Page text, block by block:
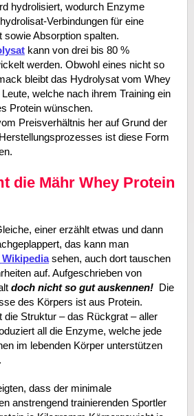
hydrolisiert, wodurch Enzyme
Verbindungen für eine
Absorption spalten.
kann von drei bis 80 %
werden. Obwohl eines nicht so
bleibt das Hydrolysat vom Whey
welche nach ihrem Training ein
Protein wünschen.
Preisverhältnis her auf Grund der
ist diese Form
die Mähr Whey Protein
einer erzählt etwas und dann
das kann man
Wikipediasehen, auch dort tauschen
auf. Aufgeschrieben von
doch nicht so gut auskennen!Die
des Körpers ist aus Protein.
die Struktur – das Rückgrat – aller
all die Enzyme, welche jede
im lebenden Körper unterstützen
dass der minimale
anstrengend trainierenden Sportler